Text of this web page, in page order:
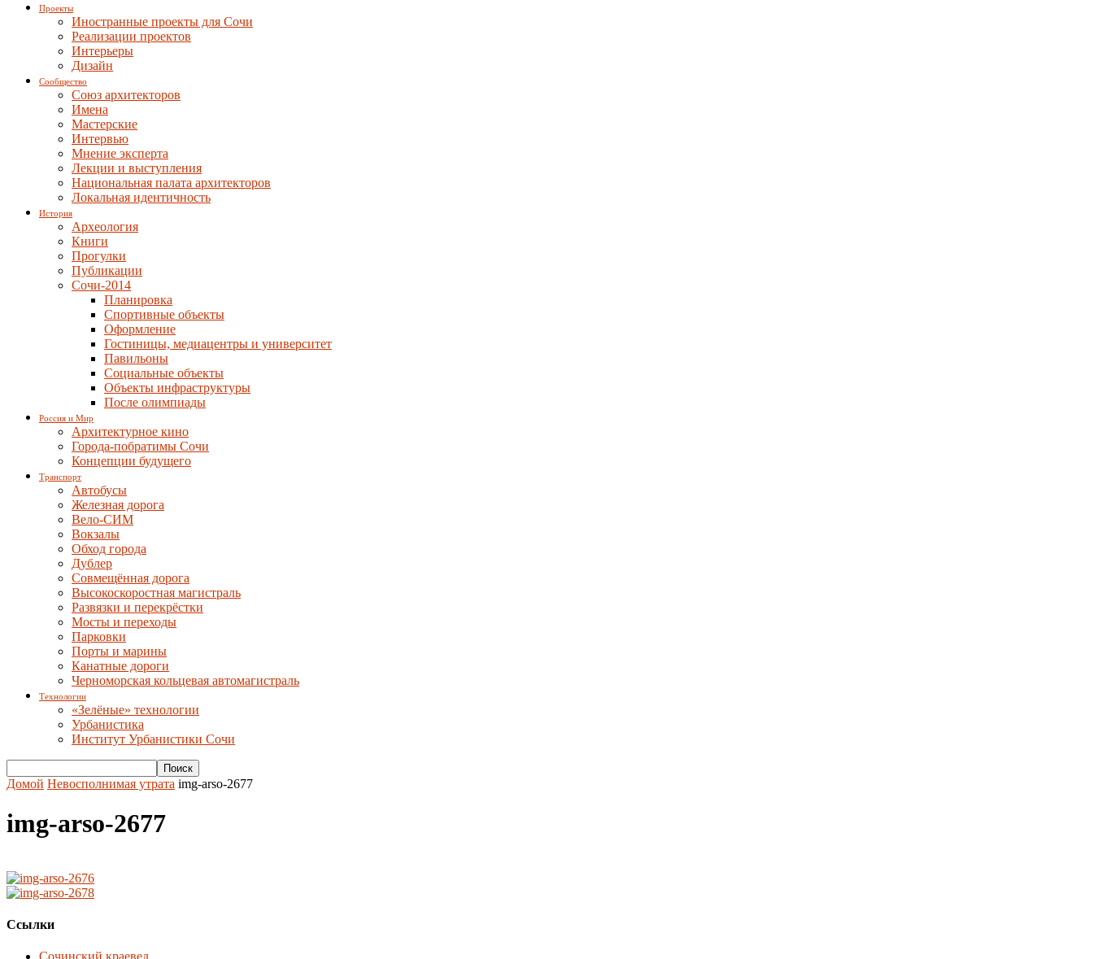
Проекты
Иностранные проекты для Сочи
Реализации проектов
Интерьеры
Дизайн
Сообщество
Союз архитекторов
Имена
Мастерские
Интервью
Мнение эксперта
Лекции и выступления
Национальная палата архитекторов
Локальная идентичность
История
Археология
Книги
Прогулки
Публикации
Сочи-2014
Планировка
Спортивные объекты
Оформление
Гостиницы, медиацентры и университет
Павильоны
Социальные объекты
Объекты инфраструктуры
После олимпиады
Россия и Мир
Архитектурное кино
Города-побратимы Сочи
Концепции будущего
Транспорт
Автобусы
Железная дорога
Вело-СИМ
Вокзалы
Обход города
Дублер
Совмещённая дорога
Высокоскоростная магистраль
Развязки и перекрёстки
Мосты и переходы
Парковки
Порты и марины
Канатные дороги
Черноморская кольцевая автомагистраль
Технологии
«Зелёные» технологии
Урбанистика
Институт Урбанистики Сочи
Домой Невосполнимая утрата img-arso-2677
img-arso-2677
Ссылки